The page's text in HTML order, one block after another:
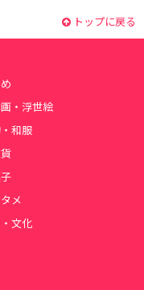
トップに戻る
・浮世絵
和服
メ
文化